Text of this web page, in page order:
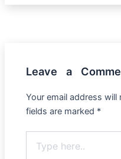
Leave a
Your email address
fields are marked *
here..